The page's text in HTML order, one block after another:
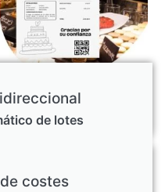
de lotes
costes